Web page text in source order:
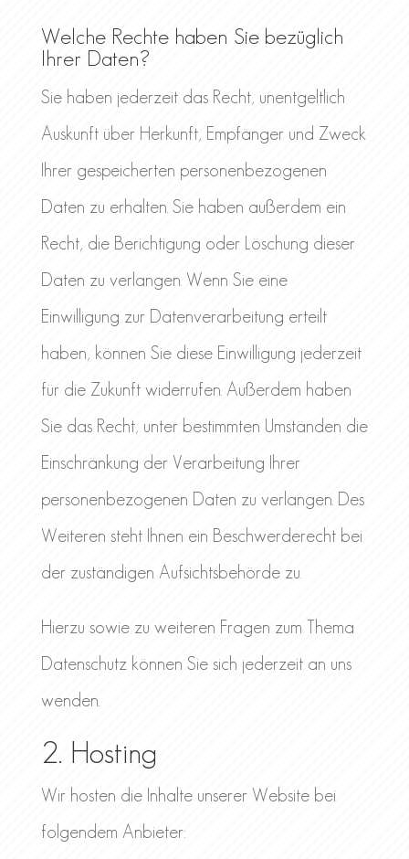
Welche Rechte haben Sie bezüglich
Ihrer Daten?
Sie haben jederzeit das Recht, unentgeltlich
Auskunft über Herkunft, Empfänger und Zweck
Ihrer gespeicherten personenbezogenen
Daten zu erhalten. Sie haben außerdem ein
Recht, die Berichtigung oder Löschung dieser
Daten zu verlangen. Wenn Sie eine
Einwilligung zur Datenverarbeitung erteilt
haben, können Sie diese Einwilligung jederzeit
für die Zukunft widerrufen. Außerdem haben
Sie das Recht, unter bestimmten Umständen die
Einschränkung der Verarbeitung Ihrer
personenbezogenen Daten zu verlangen. Des
Weiteren steht Ihnen ein Beschwerderecht bei
der zuständigen Aufsichtsbehörde zu.
Hierzu sowie zu weiteren Fragen zum Thema
Datenschutz können Sie sich jederzeit an uns
wenden.
2. Hosting
Wir hosten die Inhalte unserer Website bei
folgendem Anbieter: